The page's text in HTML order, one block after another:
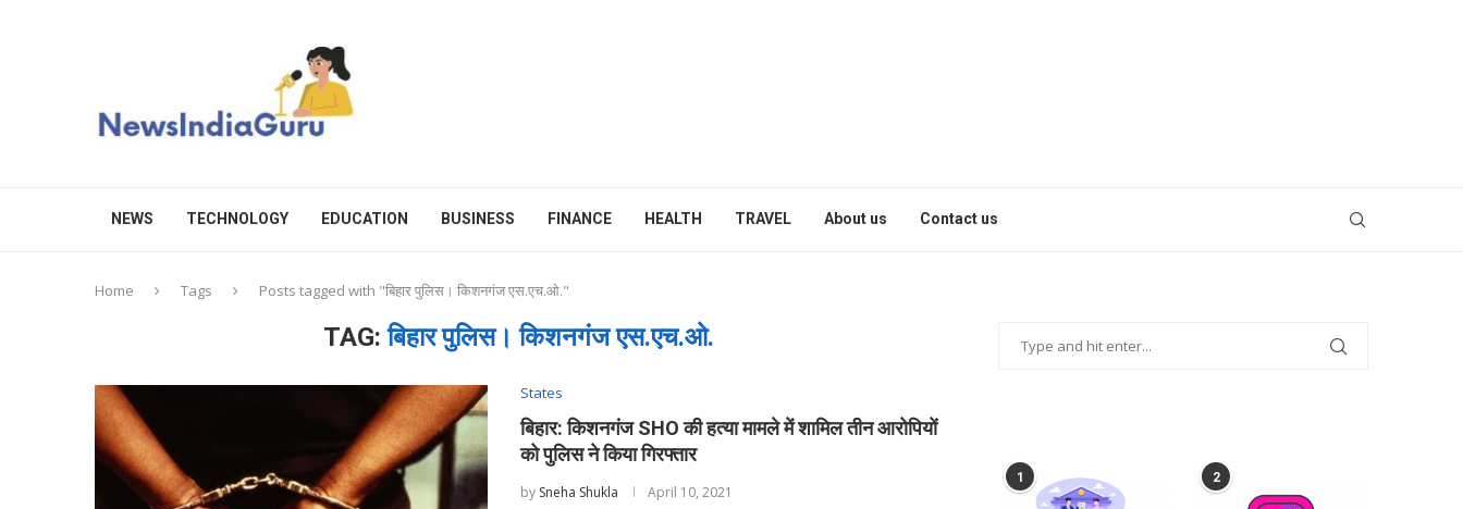
NEWS TECHNOLOGY EDUCATION BUSINESS FINANCE HEALTH TRAVEL About us Contact us
Home Tags Posts tagged with "बिहार पुलिस। किशनगंज एस.एच.ओ."
TAG:बिहार पुलिस। किशनगंज एस.एच.ओ.
States
बिहार: किशनगंज SHO की हत्या मामले में शामिल तीन आरोपियों
को पुलिस ने किया गिरफ्तार
by Sneha Shukla April 10, 2021
1 2